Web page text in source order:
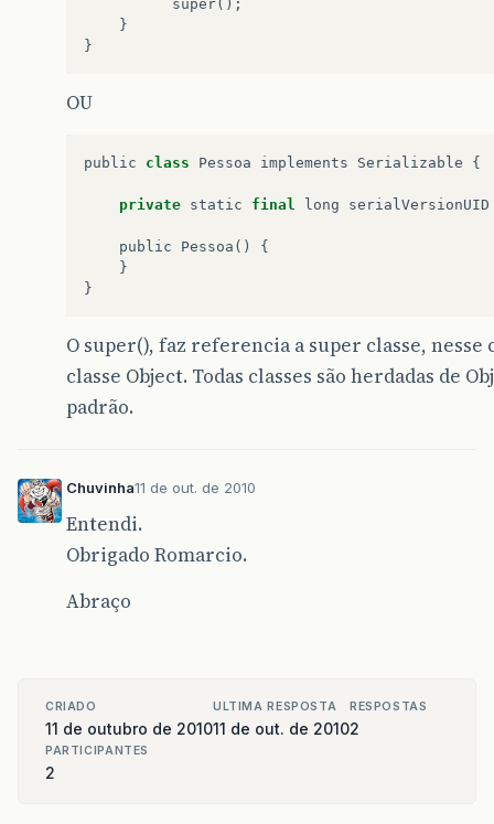
super();
}
}
OU
public class Pessoa implements Serializable {
private static final long serialVersionUID
public Pessoa ()
{
}
}
O super(), faz referencia a super classe, nesse
classe Object. Todas classes são herdadas de
padrão.
Chuvinha11 de out. de 2010
Entendi.
Obrigado Romarcio.
Abraço
CRIADO
11 de outubro de 2010
ULTIMA RESPOSTA
11 de out. de 2010
RESPOSTAS
2
PARTICIPANTES
2